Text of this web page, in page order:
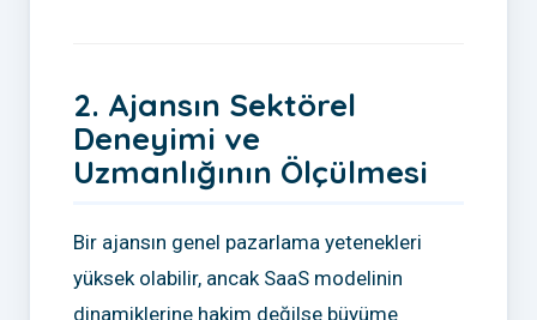
2. Ajansın Sektörel
Deneyimi ve
Uzmanlığının Ölçülmesi
Bir ajansın genel pazarlama yetenekleri
yüksek olabilir, ancak SaaS modelinin
dinamiklerine hakim değilse büyüme